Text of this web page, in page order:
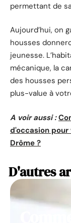
permettant de
Aujourd’hui, on
housses
jeunesse.
mécanique, la
des housses
plus-value à
A voir aussi :
d'occasion pour
Drôme ?
D'autres